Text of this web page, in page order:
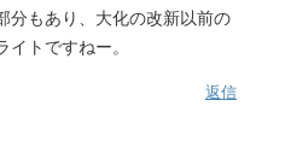
分もあり、大化の改新以前の
イトですねー。
返信